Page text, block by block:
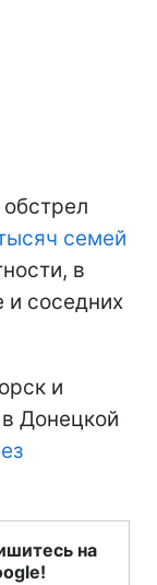
семей
в
и соседних
и
Донецкой
на